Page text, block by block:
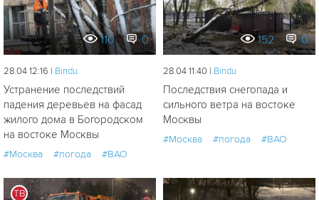
110 0
28.04 12:16 | Bindu
Устранение последствий
падения деревьев на фасад
жилого дома в Богородском
на востоке Москвы
#Москва #погода #ВАО
152 0
28.04 11:40 | Bindu
Последствия снегопада и
сильного ветра на востоке
Москвы
#Москва #погода #ВАО
ТВ